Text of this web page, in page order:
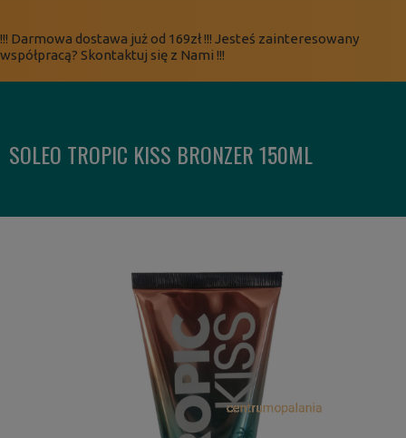
!!! Darmowa dostawa już od 169zł !!! Jesteś zainteresowany
współpracą? Skontaktuj się z Nami !!!
SOLEO TROPIC KISS BRONZER 150ML